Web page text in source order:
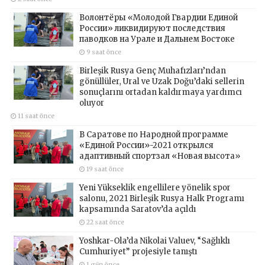
Волонтёры «Молодой Гвардии Единой
России» ликвидируют последствия
паводков на Урале и Дальнем Востоке
9 saat önce
Birleşik Rusya Genç Muhafızları’ndan
gönüllüler, Ural ve Uzak Doğu’daki sellerin
sonuçlarını ortadan kaldırmaya yardımcı
oluyor
11 saat önce
В Саратове по Народной программе
«Единой России»-2021 открылся
адаптивный спортзал «Новая высота»
19 saat önce
Yeni Yükseklik engellilere yönelik spor
salonu, 2021 Birleşik Rusya Halk Programı
kapsamında Saratov’da açıldı
22 saat önce
Yoshkar-Ola’da Nikolai Valuev, “Sağlıklı
Cumhuriyet” projesiyle tanıştı